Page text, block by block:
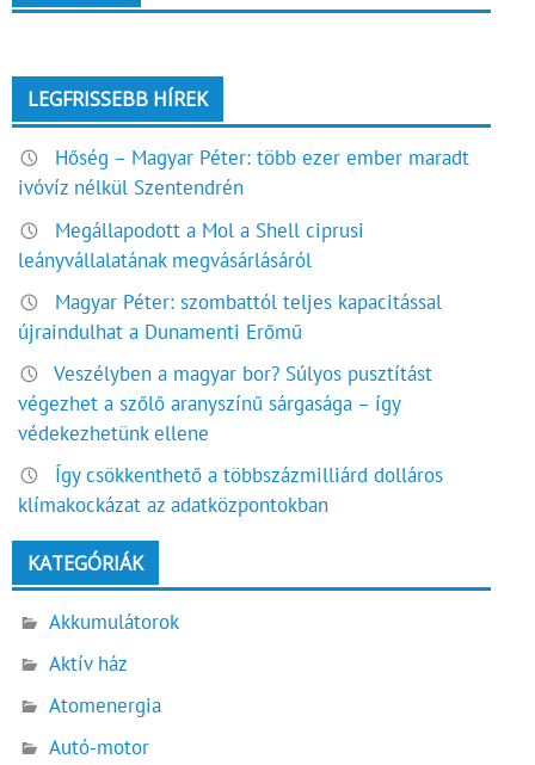
LEGFRISSEBB HÍREK
Hőség – Magyar Péter: több ezer ember maradt
ivóvíz nélkül Szentendrén
Megállapodott a Mol a Shell ciprusi
leányvállalatának megvásárlásáról
Magyar Péter: szombattól teljes kapacitással
újraindulhat a Dunamenti Erőmű
Veszélyben a magyar bor? Súlyos pusztítást
végezhet a szőlő aranyszínű sárgasága – így
védekezhetünk ellene
Így csökkenthető a többszázmilliárd dolláros
klímakockázat az adatközpontokban
KATEGÓRIÁK
Akkumulátorok
Aktív ház
Atomenergia
Autó-motor